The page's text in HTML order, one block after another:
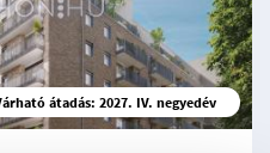
átadás: 2027. IV. negyedév